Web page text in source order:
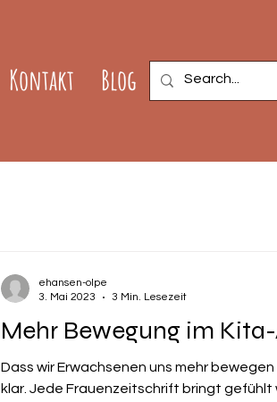
Kontakt Blog
Mehr Bewegung im
Dass wir Erwachsenen uns mehr bewegen
klar. Jede Frauenzeitschrift bringt gefühlt
ehansen-olpe
3. Mai 2023
3 Min. Lesezeit